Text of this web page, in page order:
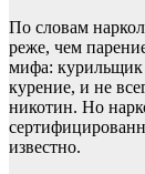
По словам
реже, чем
мифа: курильщик
курение, и не
никотин. Но
известно.